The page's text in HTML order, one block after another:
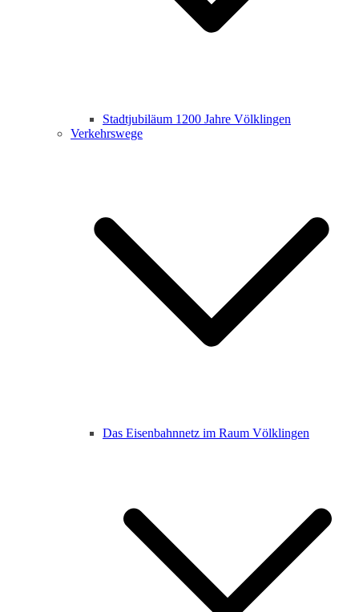
Stadtjubiläum 1200 Jahre Völklingen
Verkehrswege
Das Eisenbahnnetz im Raum Völklingen